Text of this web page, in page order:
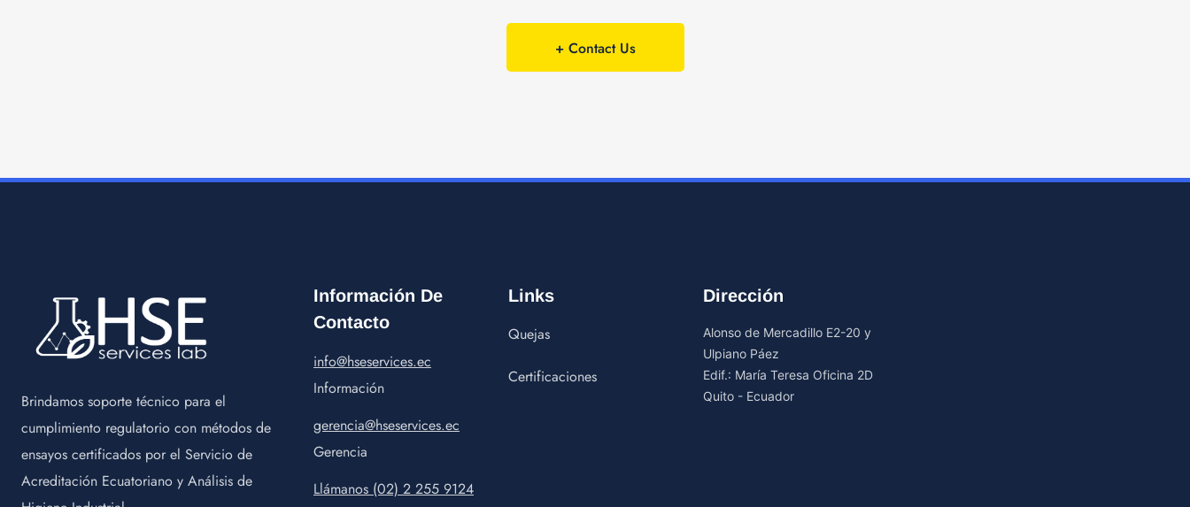
+ Contact Us
Brindamos soporte técnico para el
cumplimiento regulatorio con métodos de
ensayos certificados por el Servicio de
Acreditación Ecuatoriano y Análisis de
Información De
Contacto
info@hseservices.ec
Información
gerencia@hseservices.ec
Gerencia
Llámanos (02) 2 255 9124
Links
Quejas
Certificaciones
Dirección
Alonso de Mercadillo E2-20 y
Ulpiano Páez
Edif.: María Teresa Oficina 2D
Quito - Ecuador